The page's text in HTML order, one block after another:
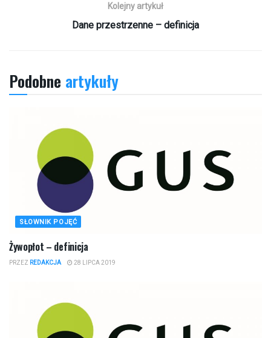
Kolejny artykuł
Dane przestrzenne – definicja
Podobne artykuły
SŁOWNIK POJĘĆ
Żywopłot – definicja
PRZEZ REDAKCJA 28 LIPCA 2019